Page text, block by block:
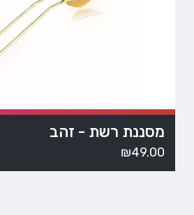
מסננת רשת - זהב
₪49.00